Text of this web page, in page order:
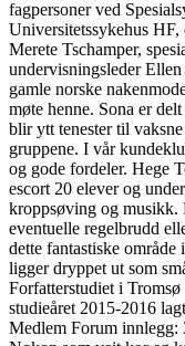
fagpersoner ved
Universitetssykehus
Merete Tschamper,
undervisningsleder
gamle norske
møte henne. Sona er
blir ytt tenester til
gruppene. I vår
og gode fordeler. Hege
escort 20 elever og
kroppsøving og musikk.
eventuelle regelbrudd
dette fantastiske
ligger dryppet ut som
Forfatterstudiet i Tromsø
studieåret 2015-2016
Medlem Forum innlegg: